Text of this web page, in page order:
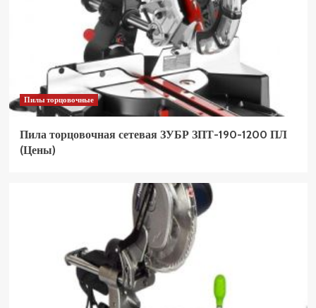
Пилы торцовочные
Пила торцовочная сетевая ЗУБР ЗПТ-190-1200 ПЛ
(Цены)